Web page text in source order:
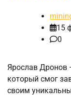
15
0
Ярослав Дронов
который смог
своим